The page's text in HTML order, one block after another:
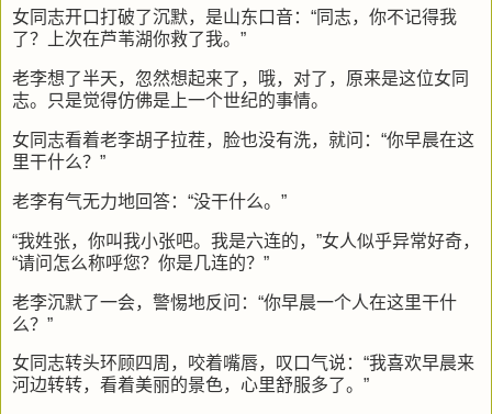
女同志开口打破了沉默，是山东口音：“同志，你不记得我
了？上次在芦苇湖你救了我。”
老李想了半天，忽然想起来了，哦，对了，原来是这位女同
志。只是觉得仿佛是上一个世纪的事情。
女同志看着老李胡子拉茬，脸也没有洗，就问：“你早晨在这
里干什么？”
老李有气无力地回答：“没干什么。”
“我姓张，你叫我小张吧。我是六连的，”女人似乎异常好奇，
“请问怎么称呼您？你是几连的？”
老李沉默了一会，警惕地反问：“你早晨一个人在这里干什
么？”
女同志转头环顾四周，咬着嘴唇，叹口气说：“我喜欢早晨来
河边转转，看着美丽的景色，心里舒服多了。”